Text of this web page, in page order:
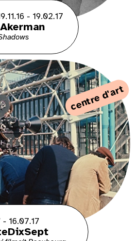
- 19.02.17
centre d'art
- 16.07.17